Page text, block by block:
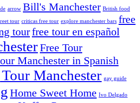
arrow Bill's Manchester British food
tour criticas free tour explore manchester bars free
tourfree tour en español
Free Tour
Manchester in Spanish
Manchester gay guide
Home Sweet Home Ivo Delgado